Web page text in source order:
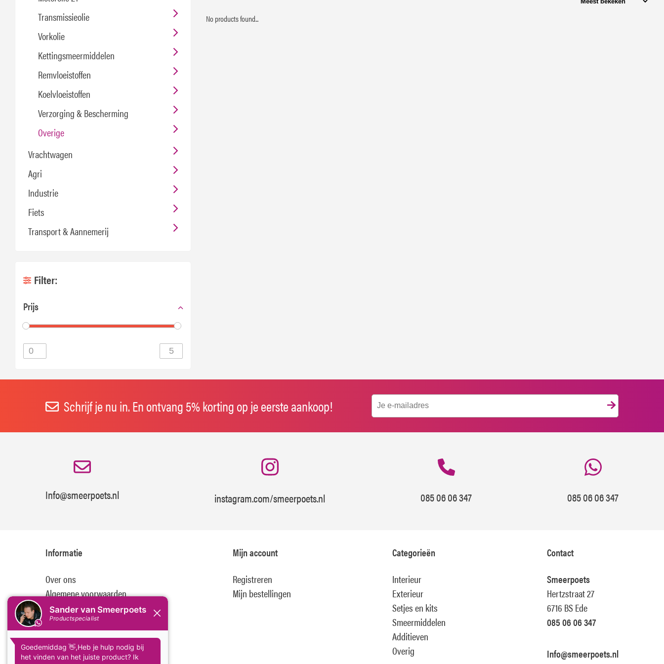
Transmissieolie
Vorkolie
Kettingsmeermiddelen
Remvloeistoffen
Koelvloeistoffen
Verzorging & Bescherming
Overige
Vrachtwagen
Agri
Industrie
Fiets
Transport & Aannemerij
Filter:
Prijs
No products found...
Schrijf je nu in. En ontvang 5% korting op je eerste aankoop!
Info@smeerpoets.nl instagram.com/smeerpoets.nl 085 06 06 347 085 06 06 347
Informatie
Over ons
Algemene voorwaarden
Disclaimer
Privacy Policy
Betaalmethoden
Verzenden & retourneren
Mijn account
Registreren
Mijn bestellingen
Categorieën
Interieur
Exterieur
Setjes en kits
Smeermiddelen
Additieven
Overig
Contact
Smeerpoets
Hertzstraat 27
6716 BS Ede
085 06 06 347
Info@smeerpoets.nl